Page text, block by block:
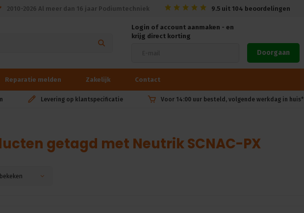
2010-2026 Al meer dan 16 jaar Podiumtechniek 9.5 uit 104 beoordelingen
Login of account aanmaken - en
krijg direct korting
Doorgaan
Reparatie melden Zakelijk Contact
Levering op klantspecificatie Voor 14:00 uur besteld, volgende werkdag in huis*
getagd met Neutrik SCNAC-PX